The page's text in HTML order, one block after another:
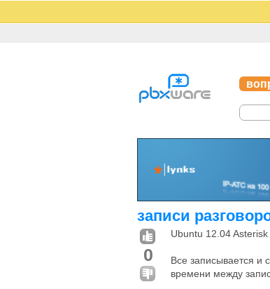
записи
0
Ubuntu 12.04 Asterisk
Все записывается и
времени между